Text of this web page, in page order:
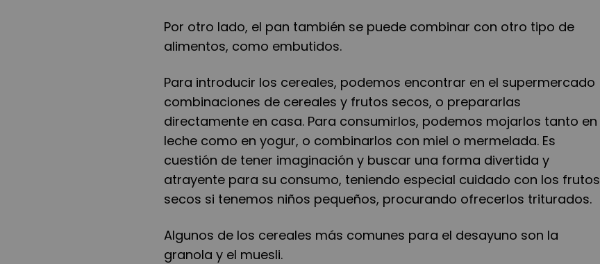
Por otro lado, el pan también se puede combinar con otro tipo de
alimentos, como embutidos.
Para introducir los cereales, podemos encontrar en el supermercado
combinaciones de cereales y frutos secos, o prepararlas
directamente en casa. Para consumirlos, podemos mojarlos tanto en
leche como en yogur, o combinarlos con miel o mermelada. Es
cuestión de tener imaginación y buscar una forma divertida y
atrayente para su consumo, teniendo especial cuidado con los frutos
secos si tenemos niños pequeños, procurando ofrecerlos triturados.
Algunos de los cereales más comunes para el desayuno son la
granola y el muesli.